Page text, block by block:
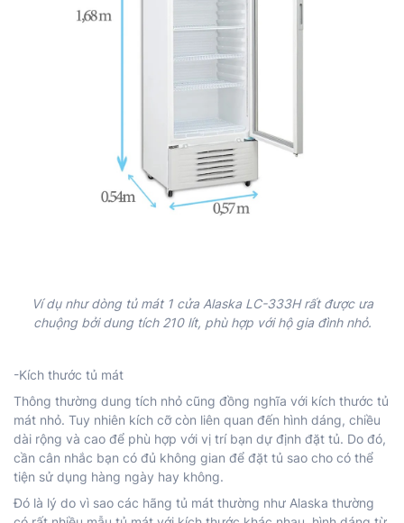
Ví dụ như dòng tủ mát 1 cửa Alaska LC-333H rất được ưa
chuộng bởi dung tích 210 lít, phù hợp với hộ gia đình nhỏ.
-Kích thước tủ mát
Thông thường dung tích nhỏ cũng đồng nghĩa với kích thước tủ
mát nhỏ. Tuy nhiên kích cỡ còn liên quan đến hình dáng, chiều
dài rộng và cao để phù hợp với vị trí bạn dự định đặt tủ. Do đó,
cần cân nhắc bạn có đủ không gian để đặt tủ sao cho có thể
tiện sử dụng hàng ngày hay không.
Đó là lý do vì sao các hãng tủ mát thường như Alaska thường